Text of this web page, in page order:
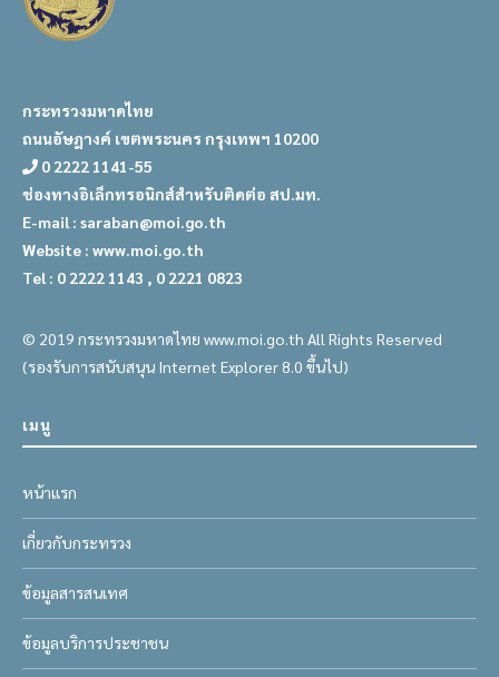
กระทรวงมหาดไทย
ถนนอัษฎางค์ เขตพระนคร กรุงเทพฯ 10200
0 2222 1141-55
ช่องทางอิเล็กทรอนิกส์สำหรับติดต่อ สป.มท.
E-mail : saraban@moi.go.th
Website : www.moi.go.th
Tel : 0 2222 1143 , 0 2221 0823
© 2019 กระทรวงมหาดไทย www.moi.go.th All Rights Reserved
(รองรับการสนับสนุน Internet Explorer 8.0 ขึ้นไป)
เมนู
หน้าแรก
เกี่ยวกับกระทรวง
ข้อมูลสารสนเทศ
ข้อมูลบริการประชาชน